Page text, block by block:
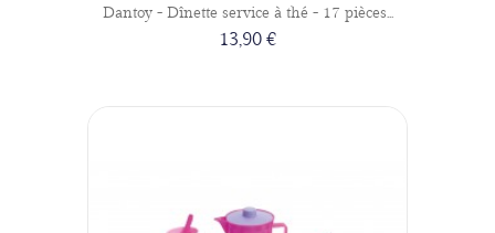
Dantoy - Dînette service à thé - 17 pièces...
13,90 €